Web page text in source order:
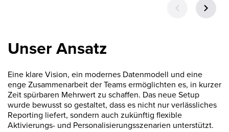
Unser Ansatz
Eine klare Vision, ein modernes Datenmodell und eine
enge Zusammenarbeit der Teams ermöglichten es, in kurzer
Zeit spürbaren Mehrwert zu schaffen. Das neue Setup
wurde bewusst so gestaltet, dass es nicht nur verlässliches
Reporting liefert, sondern auch zukünftig flexible
Aktivierungs- und Personalisierungsszenarien unterstützt.